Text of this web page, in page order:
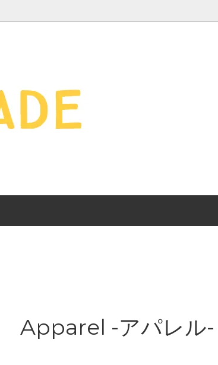
貨 -
ト特集】 出産祝
めのアイテムを
Apparel -アパレル-